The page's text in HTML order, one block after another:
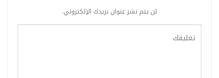
لن يتم نشر عنوان بريدك الإلكتروني.